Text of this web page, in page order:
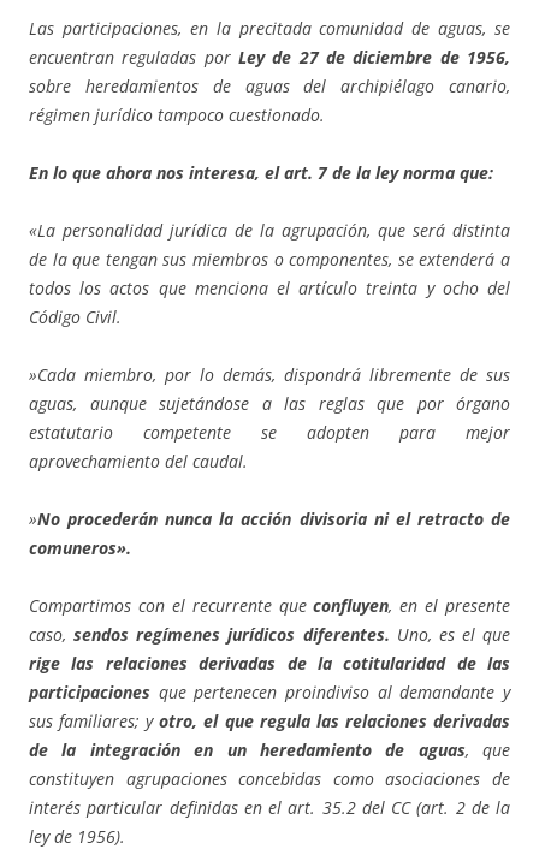
Las participaciones, en la precitada comunidad de aguas, se
encuentran reguladas por Ley de 27 de diciembre de 1956,
sobre heredamientos de aguas del archipiélago canario,
régimen jurídico tampoco cuestionado.
En lo que ahora nos interesa, el art. 7 de la ley norma que:
«La personalidad jurídica de la agrupación, que será distinta
de la que tengan sus miembros o componentes, se extenderá a
todos los actos que menciona el artículo treinta y ocho del
Código Civil.
»Cada miembro, por lo demás, dispondrá libremente de sus
aguas, aunque sujetándose a las reglas que por órgano
estatutario competente se adopten para mejor
aprovechamiento del caudal.
»No procederán nunca la acción divisoria ni el retracto de
comuneros».
Compartimos con el recurrente queconfluyen, en el presente
caso,sendos regímenes jurídicos diferentes. Uno, es el que
rige las relaciones derivadas de la cotitularidad de las
participaciones que pertenecen proindiviso al demandante y
sus familiares; yotro, el que regula las relaciones derivadas
de la integración en un heredamiento de aguas, que
constituyen agrupaciones concebidas como asociaciones de
interés particular definidas en el art. 35.2 del CC (art. 2 de la
ley de 1956).